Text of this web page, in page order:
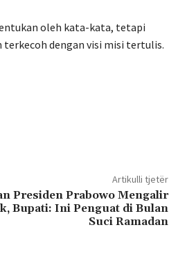
oleh kata-kata, tetapi
terkecoh dengan visi misi tertulis.
Artikulli tjetër
Presiden Prabowo Mengalir
Bupati: Ini Penguat di Bulan
Suci Ramadan